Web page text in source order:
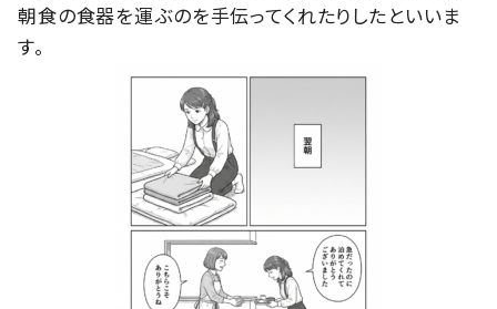
朝食の食器を運ぶのを手伝ってくれたりしたといいま
す。